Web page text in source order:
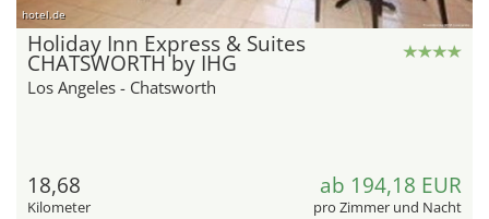
hotel.de
Holiday Inn Express & Suites
CHATSWORTH by IHG
Los Angeles - Chatsworth
18,68
Kilometer
ab 194,18 EUR
pro Zimmer und Nacht